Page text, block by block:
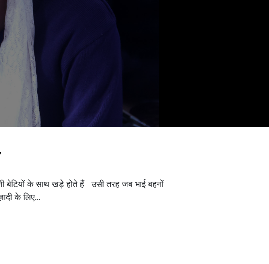
बेटियों के साथ खड़े होते हैं उसी तरह जब भाई बहनों
के लिए...